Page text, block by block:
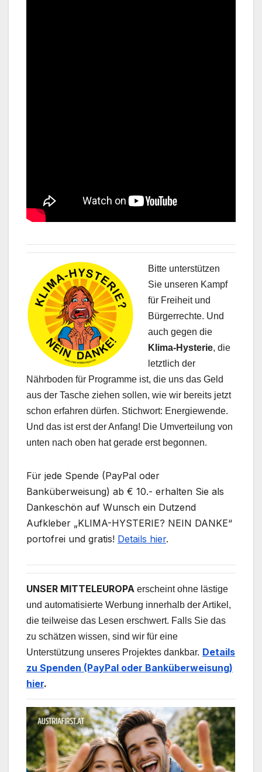
Bitte unterstützen
Sie unseren Kampf
für Freiheit und
Bürgerrechte. Und
auch gegen die
Klima-Hysterie, die
letztlich der
Nährboden für Programme ist, die uns das Geld
aus der Tasche ziehen sollen, wie wir bereits jetzt
schon erfahren dürfen. Stichwort: Energiewende.
Und das ist erst der Anfang! Die Umverteilung von
unten nach oben hat gerade erst begonnen.
Für jede Spende (PayPal oder
Banküberweisung) ab € 10.- erhalten Sie als
Dankeschön auf Wunsch ein Dutzend
Aufkleber „KLIMA-HYSTERIE? NEIN DANKE“
portofrei und gratis! Details hier.
UNSER MITTELEUROPA erscheint ohne lästige
und automatisierte Werbung innerhalb der Artikel,
die teilweise das Lesen erschwert. Falls Sie das
zu schätzen wissen, sind wir für eine
Unterstützung unseres Projektes dankbar. Details
zu Spenden (PayPal oder Banküberweisung)
hier.